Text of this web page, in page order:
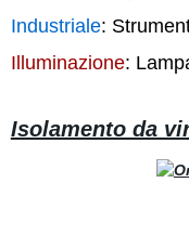
Industriale:
Illuminazione:
Isolamento da